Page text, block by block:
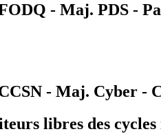
- Maj. PDS -
- Maj. Cyber -
libres des